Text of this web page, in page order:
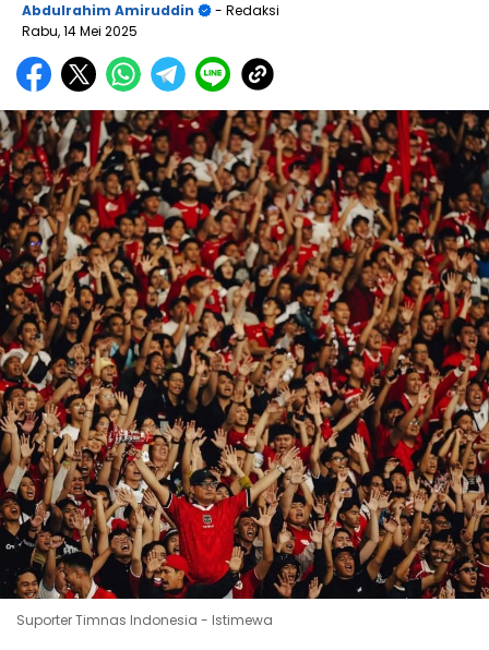
Abdulrahim Amiruddin
- Redaksi
Rabu, 14 Mei 2025
Suporter Timnas Indonesia - Istimewa